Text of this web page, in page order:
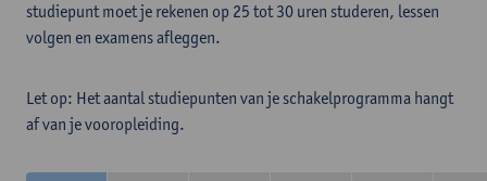
studiepunt moet je rekenen op 25 tot 30 uren studeren, lessen
volgen en examens afleggen.
Let op: Het aantal studiepunten van je schakelprogramma hangt
af van je vooropleiding.